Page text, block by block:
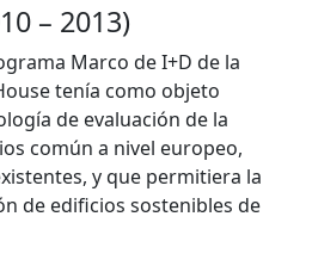
– 2013)
Marco de I+D de la
tenía como objeto
de evaluación de la
común a nivel europeo,
y que permitiera la
de edificios sostenibles de